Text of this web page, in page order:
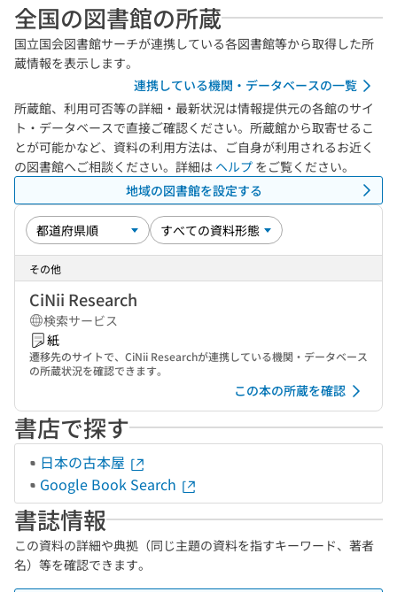
全国の図書館の所蔵
国立国会図書館サーチが連携している各図書館等から取得した所
蔵情報を表示します。
連携している機関・データベースの一覧
所蔵館、利用可否等の詳細・最新状況は情報提供元の各館のサイ
ト・データベースで直接ご確認ください。所蔵館から取寄せるこ
とが可能かなど、資料の利用方法は、ご自身が利用されるお近く
の図書館へご相談ください。詳細は ヘルプ をご覧ください。
地域の図書館を設定する
その他
CiNii Research
検索サービス
紙
遷移先のサイトで、CiNii Researchが連携している機関・データベース
の所蔵状況を確認できます。
この本の所蔵を確認
書店で探す
日本の古本屋
Google Book Search
書誌情報
この資料の詳細や典拠（同じ主題の資料を指すキーワード、著者
名）等を確認できます。